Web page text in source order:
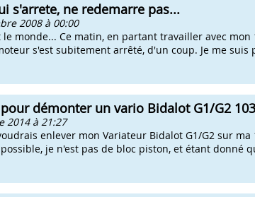
s'arrete, ne redemarre pas...
2008 à 00:00
le monde... Ce matin, en partant travailler avec
s'est subitement arrêté, d'un coup. Je me suis
démonter un vario Bidalot G1/G2
2014 à 21:27
enlever mon Variateur Bidalot G1/G2 sur
je n'est pas de bloc piston, et étant donné